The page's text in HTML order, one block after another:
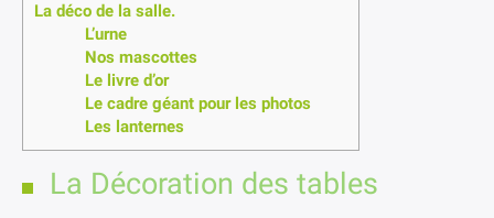
La déco de la salle.
L’urne
Nos mascottes
Le livre d’or
Le cadre géant pour les photos
Les lanternes
La Décoration des tables